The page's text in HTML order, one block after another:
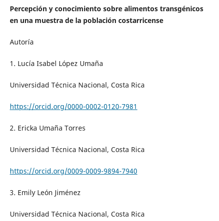
Percepción y conocimiento sobre alimentos transgénicos
en una muestra de la población costarricense
Autoría
1. Lucía Isabel López Umaña
Universidad Técnica Nacional, Costa Rica
https://orcid.org/0000-0002-0120-7981
2. Ericka Umaña Torres
Universidad Técnica Nacional, Costa Rica
https://orcid.org/0009-0009-9894-7940
3. Emily León Jiménez
Universidad Técnica Nacional, Costa Rica